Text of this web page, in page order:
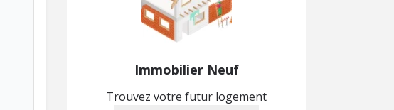
Immobilier Neuf
Trouvez votre futur logement